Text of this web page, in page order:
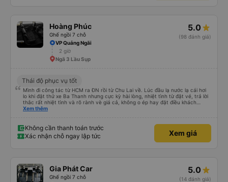
Hoàng Phúc
Ghế ngồi 7 chỗ
5.0
(98 đánh giá)
VP Quảng Ngãi
2 giờ
Ngã 3 Lầu Sụp
Thái độ phục vụ tốt
Mình đi công tác từ HCM ra ĐN rồi từ Chu Lai về. Lúc đầu lạ nước lạ cái hơi
lo khi đặt thử xe Ba Thanh nhưng cực kỳ hài lòng, nhiệt tình từ đặt vé, trả lời
thắc rất nhiệt tình và rõ rành vè giá cả, không o ép hay đặt điều khách
hàng. Lần tới đi công tác chắc chắn tiếp tục dùng xe nhà này!
Xem thêm
Không cần thanh toán trước
Xác nhận chỗ ngay lập tức
Xem giá
Gia Phát Car
Ghế ngồi 7 chỗ
5.0
(14 đánh giá)